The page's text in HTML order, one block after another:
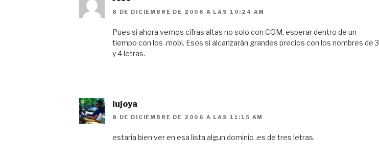
8 DE DICIEMBRE DE 2006 A LAS 10:24 AM
Pues si ahora vemos cifras altas no solo con COM, esperar dentro de un
tiempo con los .mobi. Esos sí alcanzarán grandes precios con los nombres de 3
y 4 letras.
lujoya
8 DE DICIEMBRE DE 2006 A LAS 11:15 AM
estaria bien ver en esa lista algun dominio .es de tres letras.